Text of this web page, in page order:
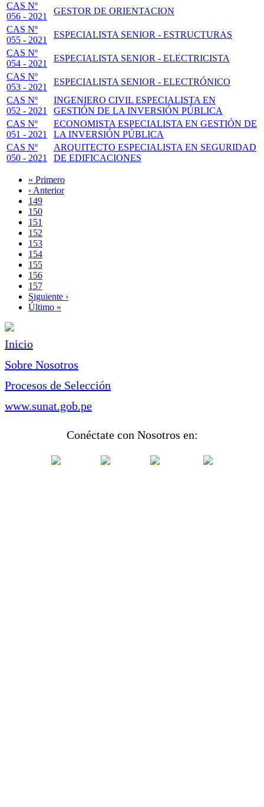
CAS Nº
056 - 2021
GESTOR DE ORIENTACION
CAS Nº
055 - 2021
ESPECIALISTA SENIOR - ESTRUCTURAS
CAS Nº
054 - 2021
ESPECIALISTA SENIOR - ELECTRICISTA
CAS Nº
053 - 2021
ESPECIALISTA SENIOR - ELECTRÓNICO
CAS Nº
052 - 2021
INGENIERO CIVIL ESPECIALISTA EN
GESTIÓN DE LA INVERSIÓN PÚBLICA
CAS Nº
051 - 2021
ECONOMISTA ESPECIALISTA EN GESTIÓN DE
LA INVERSIÓN PÚBLICA
CAS Nº
050 - 2021
ARQUITECTO ESPECIALISTA EN SEGURIDAD
DE EDIFICACIONES
Paginación
Primera
página
« Primero
Página
anterior
‹ Anterior
Page
149
Page
150
Page
151
Page
152
Página
actual
153
Page
154
Page
155
Page
156
Page
157
Siguiente
página
Siguiente ›
Última
Último »
Inicio
Sobre Nosotros
Procesos de Selección
www.sunat.gob.pe
Conéctate con Nosotros en: